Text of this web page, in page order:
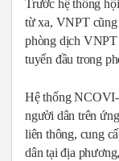
Trước hệ thống
từ xa, VNPT
phòng dịch
tuyến đầu trong
Hệ thống
người dân trên
liên thông, cung
dân tại địa